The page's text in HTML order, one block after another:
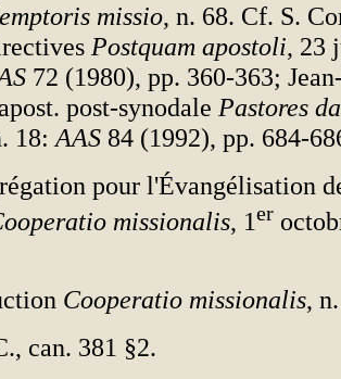
missio, n. 68. Cf. S.
Postquam apostoli, 23
72 (1980), pp. 360-363;
post-synodale Pastores
18: AAS 84 (1992), pp. 684-
pour l'Évangélisation
missionalis, 1er
Cooperatio missionalis,
can. 381 §2.